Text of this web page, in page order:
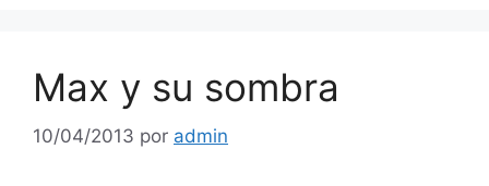
Max y su sombra
10/04/2013 por admin